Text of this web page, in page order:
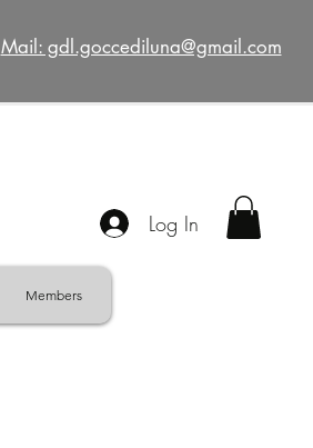
Mail: gdl.goccediluna@gmail.com
Members
Log In